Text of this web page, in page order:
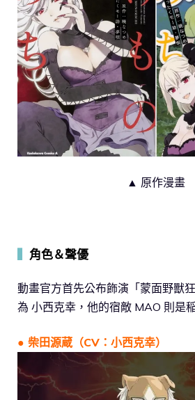
▲ 原作漫畫
角色＆聲優
動畫官方首先公布飾演「蒙面野獸
為 小西克幸，他的宿敵 MAO 則是
● 柴田源蔵（CV：小西克幸）